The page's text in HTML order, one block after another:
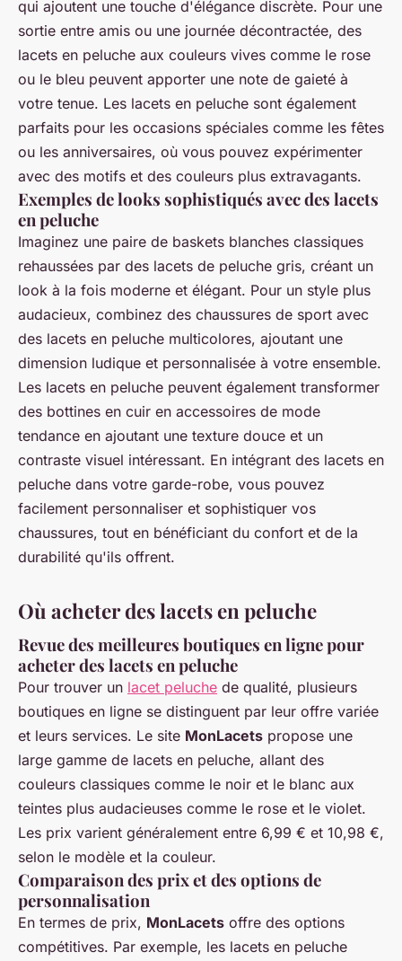
qui ajoutent une touche d'élégance discrète. Pour une
sortie entre amis ou une journée décontractée, des
lacets en peluche aux couleurs vives comme le rose
ou le bleu peuvent apporter une note de gaieté à
votre tenue. Les lacets en peluche sont également
parfaits pour les occasions spéciales comme les fêtes
ou les anniversaires, où vous pouvez expérimenter
avec des motifs et des couleurs plus extravagants.
Exemples de looks sophistiqués avec des lacets
en peluche
Imaginez une paire de baskets blanches classiques
rehaussées par des lacets de peluche gris, créant un
look à la fois moderne et élégant. Pour un style plus
audacieux, combinez des chaussures de sport avec
des lacets en peluche multicolores, ajoutant une
dimension ludique et personnalisée à votre ensemble.
Les lacets en peluche peuvent également transformer
des bottines en cuir en accessoires de mode
tendance en ajoutant une texture douce et un
contraste visuel intéressant. En intégrant des lacets en
peluche dans votre garde-robe, vous pouvez
facilement personnaliser et sophistiquer vos
chaussures, tout en bénéficiant du confort et de la
durabilité qu'ils offrent.
Où acheter des lacets en peluche
Revue des meilleures boutiques en ligne pour
acheter des lacets en peluche
Pour trouver un lacet peluche de qualité, plusieurs
boutiques en ligne se distinguent par leur offre variée
et leurs services. Le site MonLacets propose une
large gamme de lacets en peluche, allant des
couleurs classiques comme le noir et le blanc aux
teintes plus audacieuses comme le rose et le violet.
Les prix varient généralement entre 6,99 € et 10,98 €,
selon le modèle et la couleur.
Comparaison des prix et des options de
personnalisation
En termes de prix, MonLacets offre des options
compétitives. Par exemple, les lacets en peluche